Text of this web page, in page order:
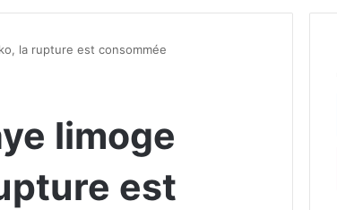
la rupture est consommée
limoge
est